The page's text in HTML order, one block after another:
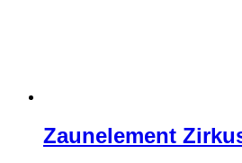
Zaunelement